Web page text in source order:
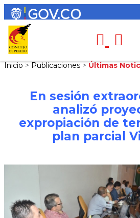
Inicio > Publicaciones > Últimas
En sesión
analizó
expropiación de
plan parcial